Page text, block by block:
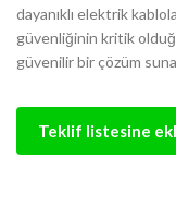
dayanıklı elektrik
güvenliğinin kritik
güvenilir bir çözüm
Teklif listesine